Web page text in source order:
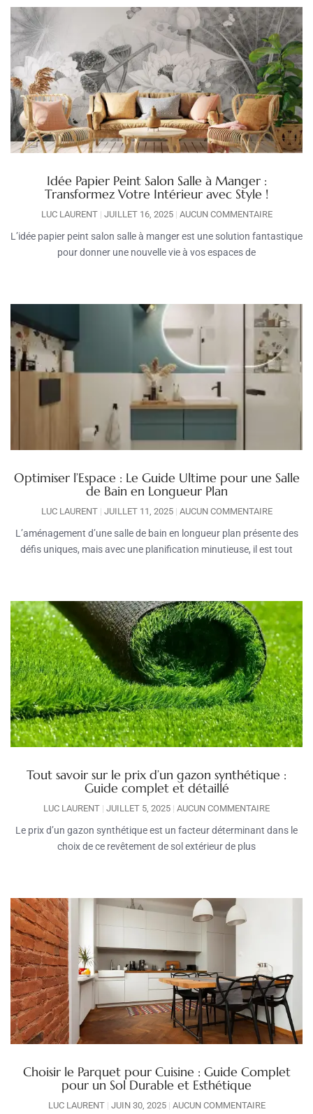
Idée Papier Peint Salon Salle à Manger :
Transformez Votre Intérieur avec Style !
LUC LAURENT JUILLET 16, 2025 AUCUN COMMENTAIRE
L’idée papier peint salon salle à manger est une solution fantastique
pour donner une nouvelle vie à vos espaces de
Optimiser l’Espace : Le Guide Ultime pour une Salle
de Bain en Longueur Plan
LUC LAURENT JUILLET 11, 2025 AUCUN COMMENTAIRE
L’aménagement d’une salle de bain en longueur plan présente des
défis uniques, mais avec une planification minutieuse, il est tout
Tout savoir sur le prix d’un gazon synthétique :
Guide complet et détaillé
LUC LAURENT JUILLET 5, 2025 AUCUN COMMENTAIRE
Le prix d’un gazon synthétique est un facteur déterminant dans le
choix de ce revêtement de sol extérieur de plus
Choisir le Parquet pour Cuisine : Guide Complet
pour un Sol Durable et Esthétique
LUC LAURENT JUIN 30, 2025 AUCUN COMMENTAIRE